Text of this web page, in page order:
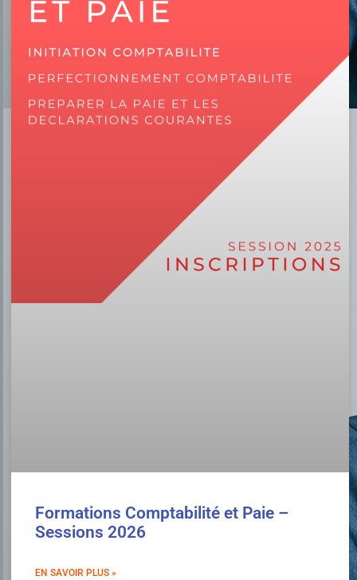
Formations Comptabilité et Paie –
Sessions 2026
EN SAVOIR PLUS »